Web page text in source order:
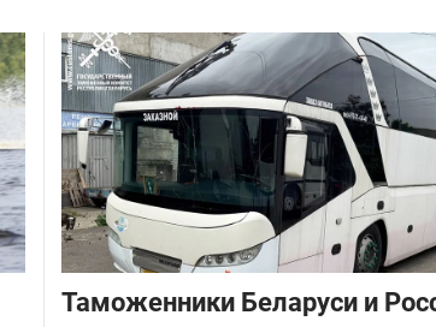
Таможенники Беларуси и